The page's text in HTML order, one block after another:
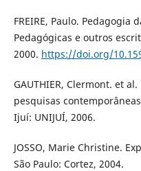
FREIRE, Paulo. Pedagogia
Pedagógicas e outros
2000. https://doi.org/
GAUTHIER, Clermont. et
pesquisas
Ijuí: UNIJUÍ, 2006.
JOSSO, Marie Christine.
São Paulo: Cortez, 2004.